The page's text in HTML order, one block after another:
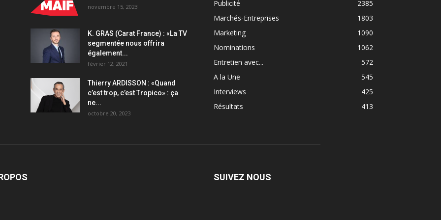
novembre 15, 2023
K. GRAS (Carat France) : «La TV
segmentée nous offrira
également...
février 12, 2021
Thierry ARDISSON : «Quand
c’est trop, c’est Tropico» : ça
ne...
octobre 20, 2023
Publicité
2385
Marchés-Entreprises
1803
Marketing
1090
Nominations
1062
Entretien avec...
572
A la Une
545
Interviews
425
Résultats
413
SUIVEZ NOUS